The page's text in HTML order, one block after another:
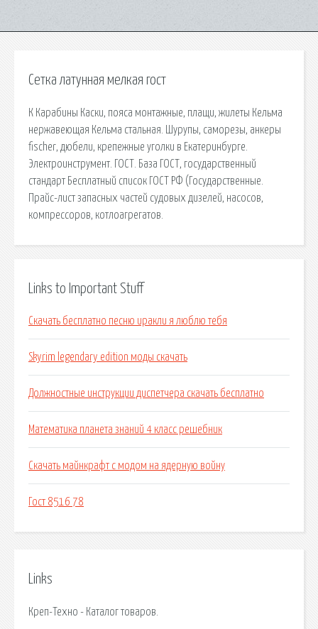
Сетка латунная мелкая гост
К Карабины Каски, пояса монтажные, плащи, жилеты Кельма
нержавеющая Кельма стальная. Шурупы, саморезы, анкеры
fischer, дюбели, крепежные уголки в Екатеринбурге.
Электроинструмент. ГОСТ. База ГОСТ, государственный
стандарт Бесплатный список ГОСТ РФ (Государственные.
Прайс-лист запасных частей судовых дизелей, насосов,
компрессоров, котлоагрегатов.
Links to Important Stuff
Скачать бесплатно песню иракли я люблю тебя
Skyrim legendary edition моды скачать
Должностные инструкции диспетчера скачать бесплатно
Математика планета знаний 4 класс решебник
Скачать майнкрафт с модом на ядерную войну
Гост 8516 78
Links
Креп-Техно - Каталог товаров.